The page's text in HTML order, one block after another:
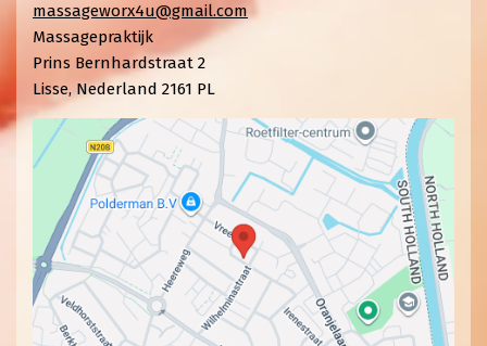
massageworx4u@gmail.com
Massagepraktijk
Prins Bernhardstraat 2
Lisse, Nederland 2161 PL